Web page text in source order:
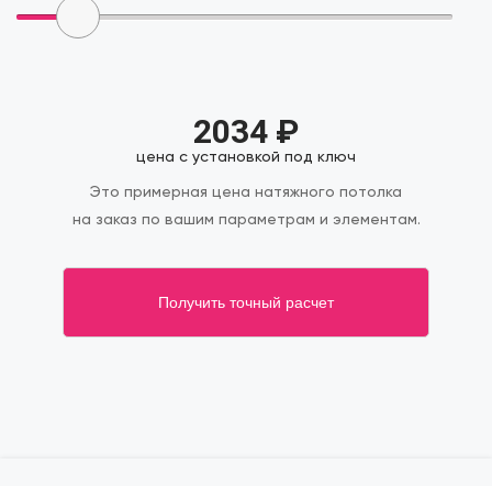
2034 ₽
цена с установкой под ключ
Это примерная цена натяжного потолка
на заказ по вашим параметрам и элементам.
Получить точный расчет